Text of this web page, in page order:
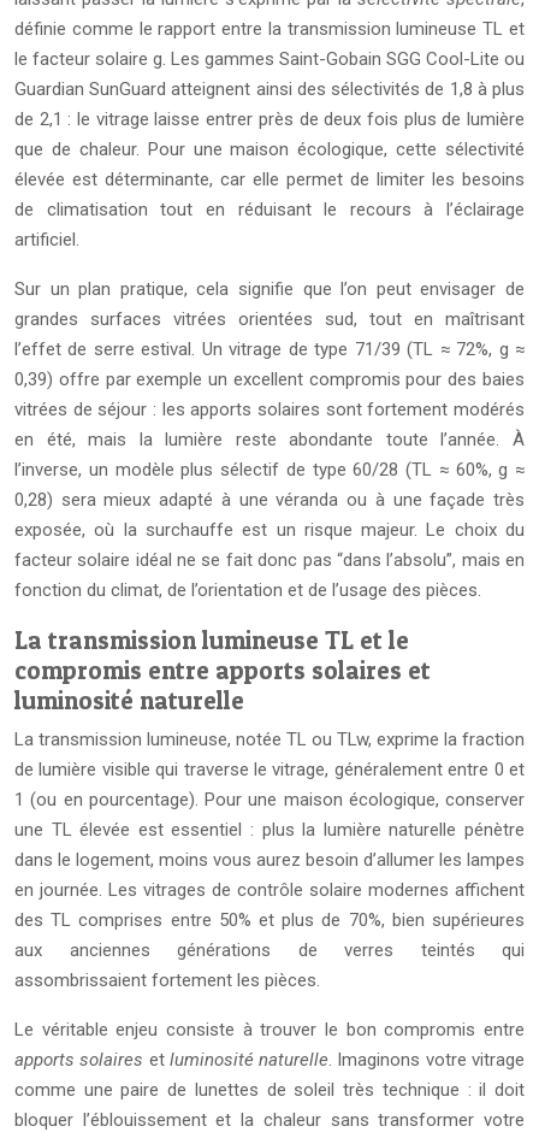
définie comme le rapport entre la transmission lumineuse TL et
le facteur solaire g. Les gammes Saint-Gobain SGG Cool-Lite ou
Guardian SunGuard atteignent ainsi des sélectivités de 1,8 à plus
de 2,1 : le vitrage laisse entrer près de deux fois plus de lumière
que de chaleur. Pour une maison écologique, cette sélectivité
élevée est déterminante, car elle permet de limiter les besoins
de climatisation tout en réduisant le recours à l’éclairage
artificiel.
Sur un plan pratique, cela signifie que l’on peut envisager de
grandes surfaces vitrées orientées sud, tout en maîtrisant
l’effet de serre estival. Un vitrage de type 71/39 (TL ≈ 72%, g ≈
0,39) offre par exemple un excellent compromis pour des baies
vitrées de séjour : les apports solaires sont fortement modérés
en été, mais la lumière reste abondante toute l’année. À
l’inverse, un modèle plus sélectif de type 60/28 (TL ≈ 60%, g ≈
0,28) sera mieux adapté à une véranda ou à une façade très
exposée, où la surchauffe est un risque majeur. Le choix du
facteur solaire idéal ne se fait donc pas “dans l’absolu”, mais en
fonction du climat, de l’orientation et de l’usage des pièces.
La transmission lumineuse TL et le
compromis entre apports solaires et
luminosité naturelle
La transmission lumineuse, notée TL ou TLw, exprime la fraction
de lumière visible qui traverse le vitrage, généralement entre 0 et
1 (ou en pourcentage). Pour une maison écologique, conserver
une TL élevée est essentiel : plus la lumière naturelle pénètre
dans le logement, moins vous aurez besoin d’allumer les lampes
en journée. Les vitrages de contrôle solaire modernes affichent
des TL comprises entre 50% et plus de 70%, bien supérieures
aux anciennes générations de verres teintés qui
assombrissaient fortement les pièces.
Le véritable enjeu consiste à trouver le bon compromis entre
apports solaires et luminosité naturelle . Imaginons votre vitrage
comme une paire de lunettes de soleil très technique : il doit
bloquer l’éblouissement et la chaleur sans transformer votre